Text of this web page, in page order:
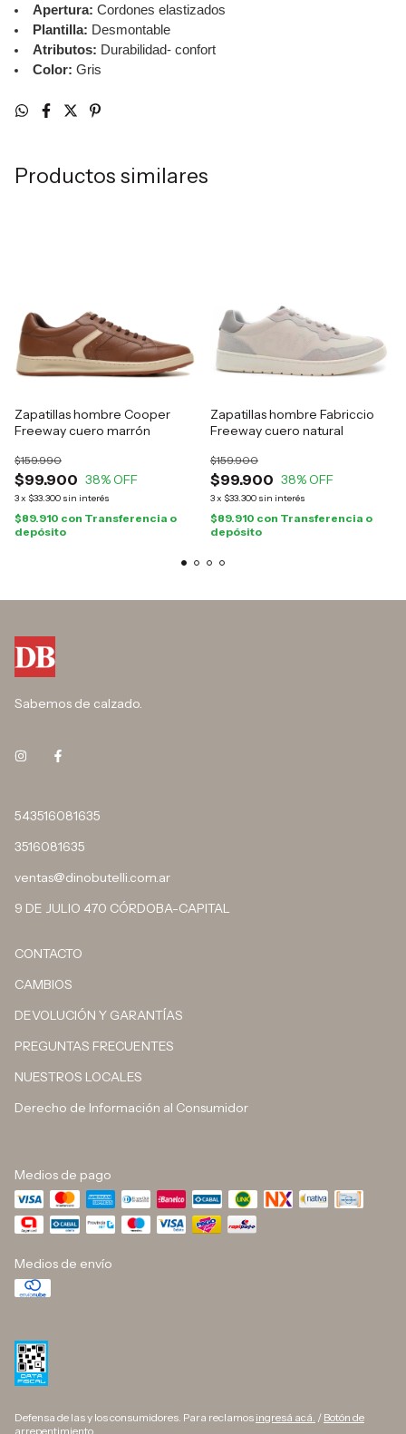
Apertura: Cordones elastizados
Plantilla: Desmontable
Atributos: Durabilidad- confort
Color: Gris
Productos similares
Zapatillas hombre Cooper
Freeway cuero marrón
$99.900
$159.990
38% OFF
3x $33.300 sin interés
$89.910 con Transferencia o
depósito
Zapatillas hombre Fabriccio
Freeway cuero natural
$99.900
$159.900
38% OFF
3x $33.300 sin interés
$89.910 con Transferencia o
depósito
Sabemos de calzado.
543516081635
3516081635
ventas@dinobutelli.com.ar
9 DE JULIO 470 CÓRDOBA-CAPITAL
CONTACTO
CAMBIOS
DEVOLUCIÓN Y GARANTÍAS
PREGUNTAS FRECUENTES
NUESTROS LOCALES
Derecho de Información al Consumidor
Medios de pago
Medios de envío
Defensa de las y los consumidores. Para reclamos ingresá acá. / Botón de
arrepentimiento